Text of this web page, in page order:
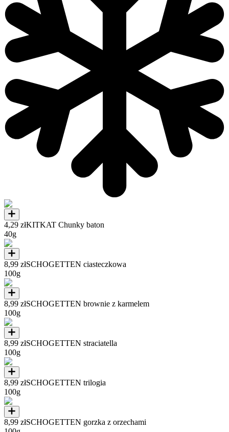
4,29 złKITKAT Chunky baton
40g
8,99 złSCHOGETTEN ciasteczkowa
100g
8,99 złSCHOGETTEN brownie z karmelem
100g
8,99 złSCHOGETTEN straciatella
100g
8,99 złSCHOGETTEN trilogia
100g
8,99 złSCHOGETTEN gorzka z orzechami